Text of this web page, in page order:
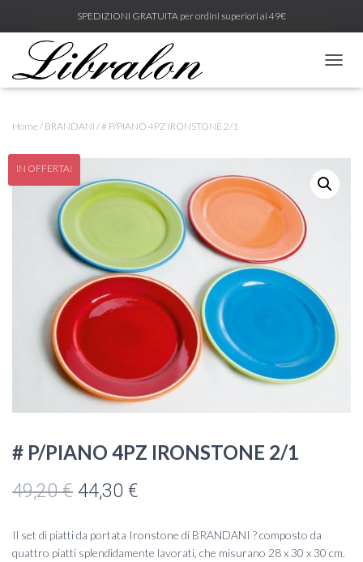
SPEDIZIONI GRATUITA per ordini superiori ai 49€
A
O
E
Home / BRANDANI / # P/PIANO 4PZ IRONSTONE 2/1
IN OFFERTA!
# P/PIANO 4PZ IRONSTONE 2/1
49,20€ Il
originale
44,30 €
attuale
Il set di piatti da portata Ironstone di BRANDANI ? composto da
quattro piatti splendidamente lavorati, che misurano 28 x 30 x 30 cm.